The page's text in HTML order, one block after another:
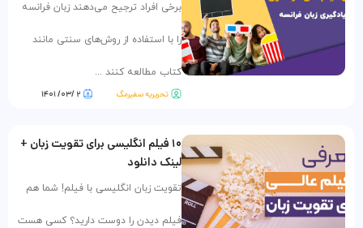
برخی افراد ترجیح می‌دهند زبان فرانسه
را با استفاده از روش‌های سنتی مانند
کتاب مطالعه کنند ...
تحریریه سفیرمگ ۲ /۰۳/ ۱۴۰۱
۱۰ فیلم انگلیسی برای تقویت زبان +
لینک دانلود
تقویت زبان انگلیسی با فیلم! شما هم
فیلم دیدن را دوست دارید؟ کسی هست